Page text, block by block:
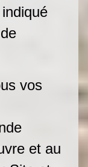
vos
et au